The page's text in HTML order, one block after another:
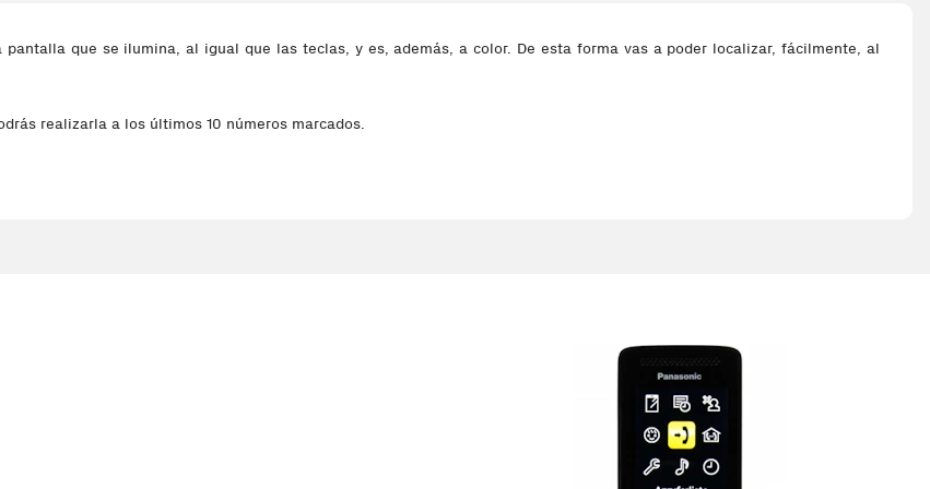
pantalla que se ilumina, al igual que las teclas, y es, además, a color. De esta forma vas a poder localizar, fácilmente, al
realizarla a los últimos 10 números marcados.